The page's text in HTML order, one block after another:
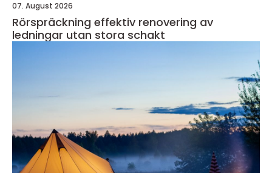
07. August 2026
Rörspräckning effektiv renovering av
ledningar utan stora schakt